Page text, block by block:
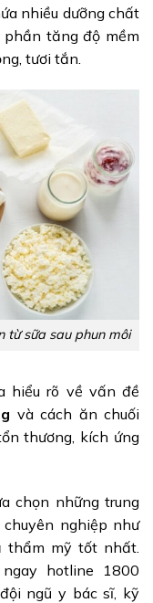
nhiều dưỡng chất
phần tăng độ mềm
tươi tắn.
từ sữa sau phun môi
hiểu rõ về vấn đề
và cách ăn chuối
thương, kích ứng
chọn những trung
nghiệp như
thẩm mỹ tốt nhất.
ngay hotline 1800
ngũ y bác sĩ, kỹ